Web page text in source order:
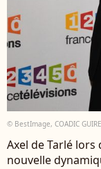
© BestImage, COADIC
Axel de Tarlé
nouvelle